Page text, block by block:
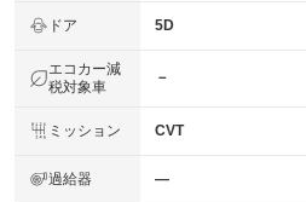
ドア 5D
エコカー減
税対象車
－
ミッション CVT
過給器 ―